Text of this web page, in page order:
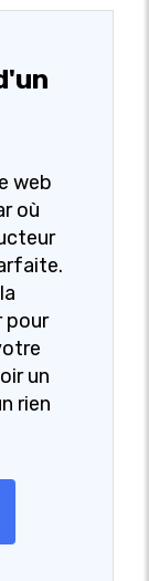
web
où
pour
un
rien